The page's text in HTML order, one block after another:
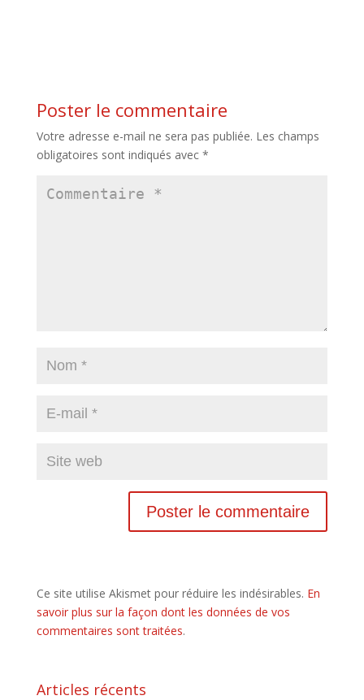
Poster le commentaire
Votre adresse e-mail ne sera pas publiée. Les champs
obligatoires sont indiqués avec *
Ce site utilise Akismet pour réduire les indésirables. En
savoir plus sur la façon dont les données de vos
commentaires sont traitées.
Articles récents